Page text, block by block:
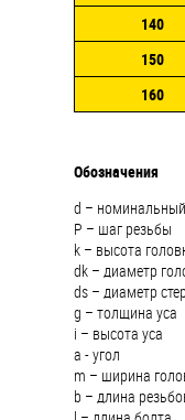
140
150
160
Обозначения
d –
P – шаг резьбы
k – высота
dk – диаметр
ds – диаметр
g – толщина уса
i – высота уса
a - угол
m – ширина
b – длина